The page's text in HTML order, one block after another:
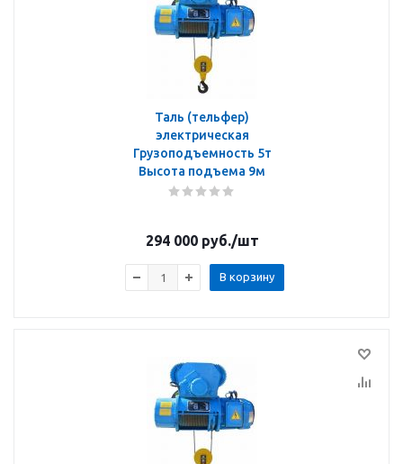
Таль (тельфер)
электрическая
Грузоподъемность 5т
Высота подъема 9м
294 000руб./шт
В корзину